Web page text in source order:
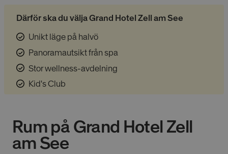
Därför ska du välja Grand Hotel Zell am See
Unikt läge på halvö
Panoramautsikt från spa
Stor wellness-avdelning
Kid's Club
Rum påGrand Hotel Zell
am See